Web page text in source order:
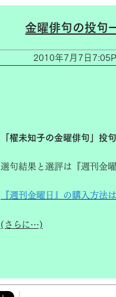
金曜俳句の投句
2010年7月7日
「櫂未知子の金曜俳句」投
選句結果と選評は『週刊金
『週刊金曜日』の購入方法
(さらに…)